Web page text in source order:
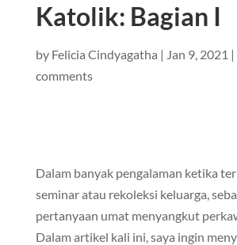
Katolik: Bagian I
by Felicia Cindyagatha | Jan 9, 2021 |
comments
Dalam banyak pengalaman ketika
seminar atau rekoleksi keluarga,
pertanyaan umat menyangkut
Dalam artikel kali ini, saya ingin